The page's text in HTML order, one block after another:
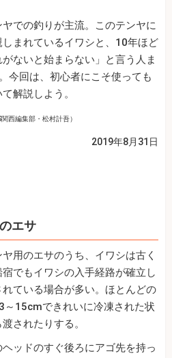
での釣りが主流。このテンヤに
まれているイワシと、10年ほど
ないと始まらない」と言う人ま
今回は、初心者にこそ使っても
解説しよう。
西編集部・松村計吾）
2019年8月31日
エサ
用のエサのうち、イワシは古く
でもイワシの入手経路が確立し
ている場合が多い。ほとんどの
～15cmできれいに冷凍された状
されたりする。
ッドのすぐ後ろにアゴ先を持っ